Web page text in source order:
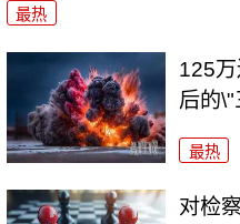
最热
125
后的\"
最热
对检